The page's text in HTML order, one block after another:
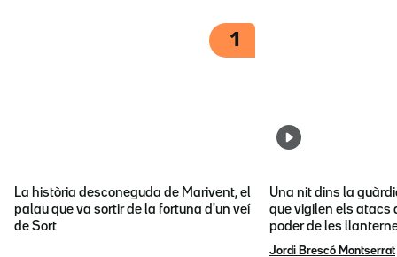
1
La història desconeguda de Marivent, el
palau que va sortir de la fortuna d'un veí
de Sort
Una nit dins la
que vigilen els atacs
poder de les
Jordi Brescó Montserrat